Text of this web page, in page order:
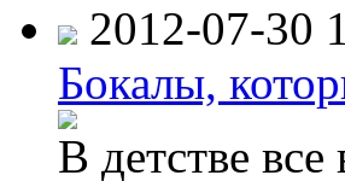
2012-07-30
Бокалы,
В детстве